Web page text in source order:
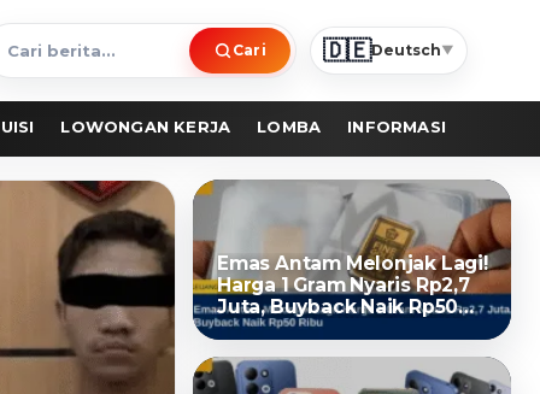
Cari 🇩🇪Deutsch▼
LOWONGAN KERJA LOMBA INFORMASI
Emas Antam Melonjak Lagi!
Harga 1 Gram Nyaris Rp2,7
Juta, Buyback Naik Rp50
Ribu